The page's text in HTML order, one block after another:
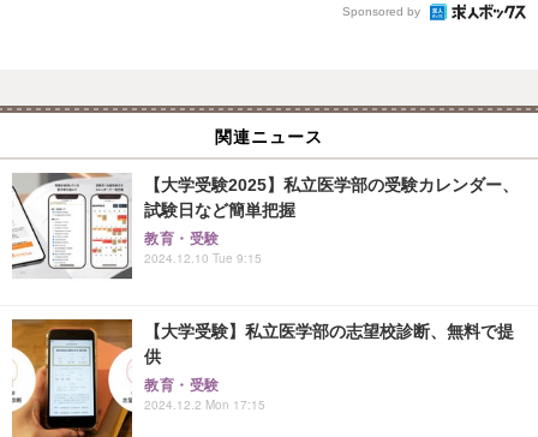
Sponsored by
関連ニュース
【大学受験2025】私立医学部の受験カレンダー、
試験日など簡単把握
教育・受験
2024.12.10 Tue 9:15
【大学受験】私立医学部の志望校診断、無料で提
供
教育・受験
2024.12.2 Mon 17:15